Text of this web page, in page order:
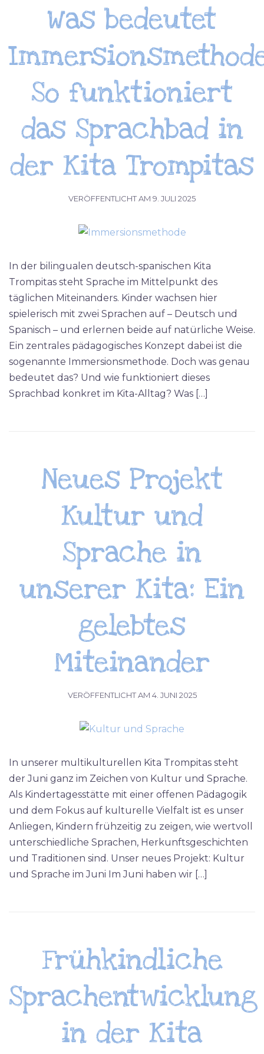
Was bedeutet
So funktioniert
das Sprachbad in
der Kita Trompitas
VERÖFFENTLICHT AM 9. JULI 2025
In der bilingualen deutsch-spanischen Kita
Trompitas steht Sprache im Mittelpunkt des
täglichen Miteinanders. Kinder wachsen hier
spielerisch mit zwei Sprachen auf – Deutsch und
Spanisch – und erlernen beide auf natürliche Weise.
Ein zentrales pädagogisches Konzept dabei ist die
sogenannte Immersionsmethode. Doch was genau
bedeutet das? Und wie funktioniert dieses
Sprachbad konkret im Kita-Alltag? Was […]
Neues Projekt
Kultur und
Sprache in
unserer Kita: Ein
gelebtes
Miteinander
VERÖFFENTLICHT AM 4. JUNI 2025
In unserer multikulturellen Kita Trompitas steht
der Juni ganz im Zeichen von Kultur und Sprache.
Als Kindertagesstätte mit einer offenen Pädagogik
und dem Fokus auf kulturelle Vielfalt ist es unser
Anliegen, Kindern frühzeitig zu zeigen, wie wertvoll
unterschiedliche Sprachen, Herkunftsgeschichten
und Traditionen sind. Unser neues Projekt: Kultur
und Sprache im Juni Im Juni haben wir […]
Frühkindliche
Sprachentwicklung
in der Kita